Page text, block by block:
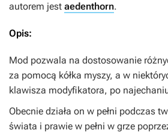
autorem jest aedenthorn.
Opis:
Mod pozwala na dostosowanie
za pomocą kółka myszy, a w
klawisza modyfikatora, po
Obecnie działa on w pełni podczas
świata i prawie w pełni w grze